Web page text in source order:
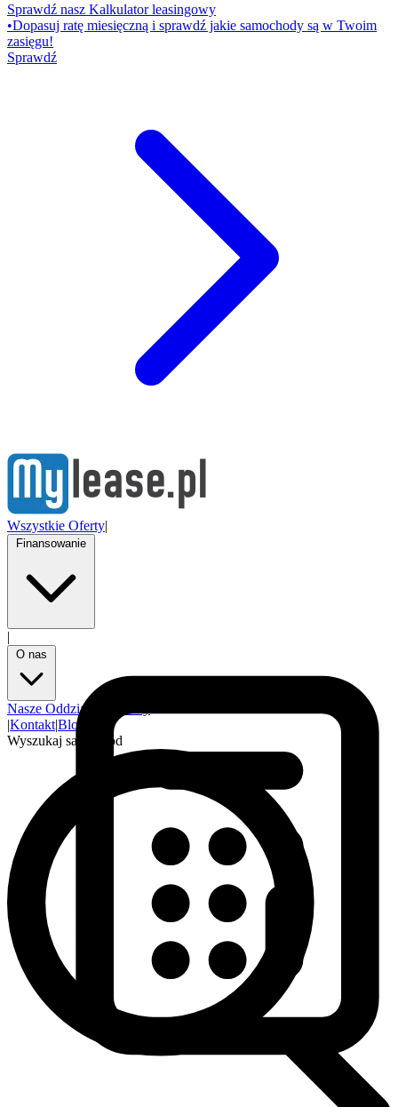
Sprawdź nasz Kalkulator leasingowy
•Dopasuj ratę miesięczną i sprawdź jakie samochody są w Twoim
zasięgu!
Sprawdź
Wszystkie Oferty|
|
Nasze Oddziały
|Kontakt|Blog
Wyszukaj samochód